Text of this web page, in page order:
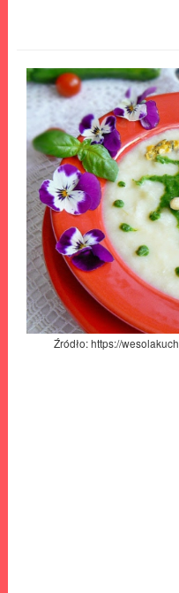
Źródło: https://